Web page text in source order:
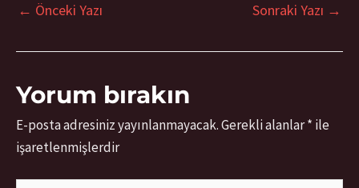
← Önceki Yazı Sonraki Yazı →
Yorum bırakın
E-posta adresiniz yayınlanmayacak.Gerekli alanlar* ile
işaretlenmişlerdir